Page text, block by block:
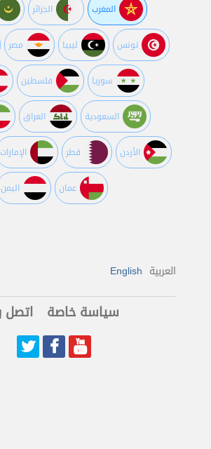
المغرب الجزائر
تونس ليبيا مصر
سوريا فلسطين
السعودية العراق
اﻷردن قطر اﻹمارات
عمان اليمن
العربية English
سياسة خاصة اتصل